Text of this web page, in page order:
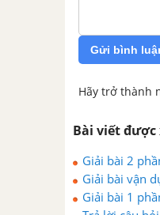
Gửi bình
Hãy trở thành
Bài viết
Giải bài 2
Giải bài vận
Giải bài 1